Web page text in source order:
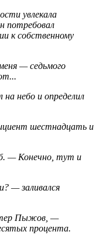
увлекала
потребовал
к собственному
— седьмого
небо и определил
шестнадцать и
— Конечно, тут и
— заливался
Пыжов, —
процента.